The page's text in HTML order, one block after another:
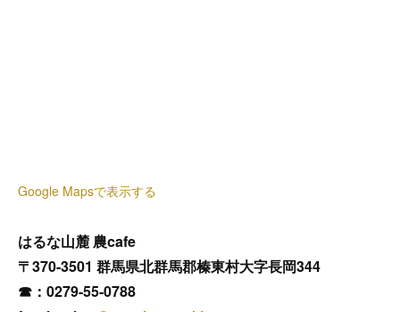
Google Mapsで表示する
はるな山麓 農cafe
〒370-3501 群馬県北群馬郡榛東村大字長岡344
☎：0279-55-0788